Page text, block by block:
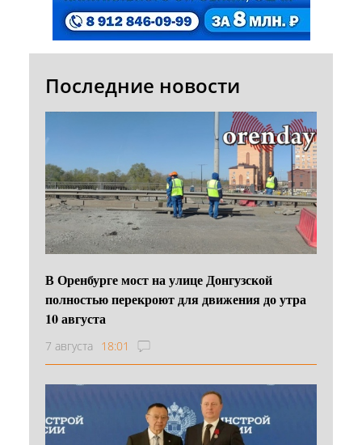
Последние новости
В Оренбурге мост на улице Донгузской
полностью перекроют для движения до утра
10 августа
7 августа 18:01